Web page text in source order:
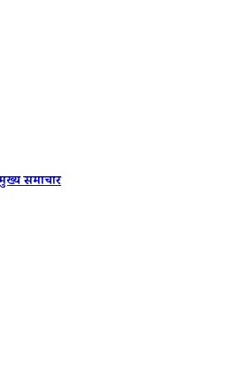
Ritu
समाचार